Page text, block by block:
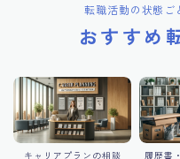
転職活動の状態ご
おすすめ
キャリアプランの相談 履歴書